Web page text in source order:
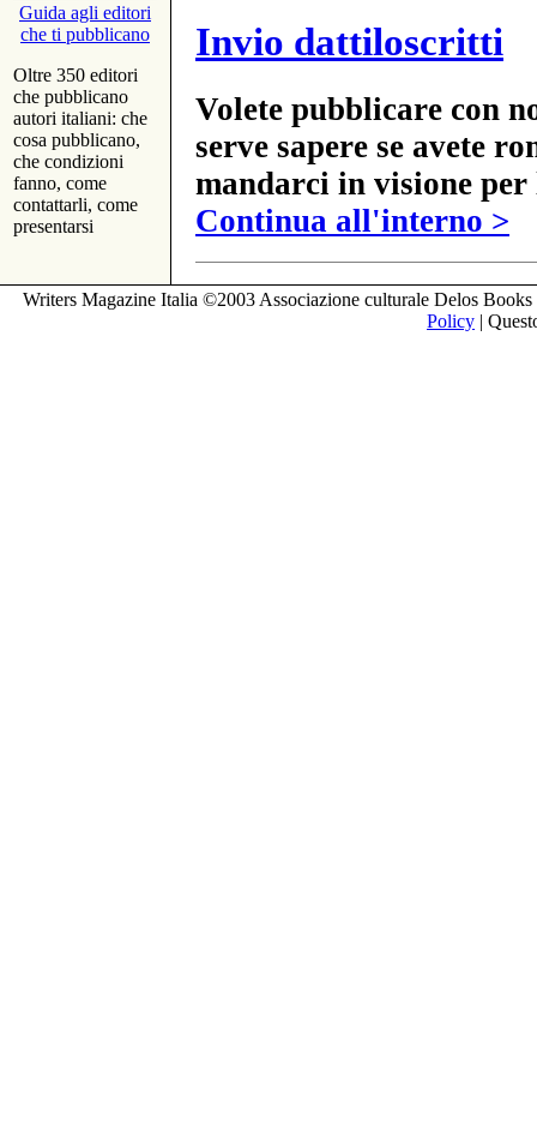
Guida agli editori
che ti pubblicano
Oltre 350 editori
che pubblicano
autori italiani: che
cosa pubblicano,
che condizioni
fanno, come
contattarli, come
presentarsi
Invio dattiloscritti
Volete pubblicare con
serve sapere se avete
mandarci in visione
Continua all'interno >
Writers Magazine Italia ©2003 Associazione culturale Delos
Policy |